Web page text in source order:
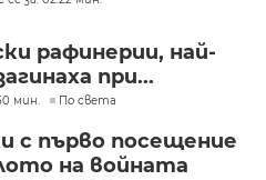
рафинерии, най-
при...
мин. По света
с първо посещение
на войната